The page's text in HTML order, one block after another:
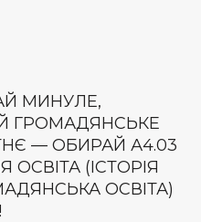
МИНУЛЕ,
ГРОМАДЯНСЬКЕ
— ОБИРАЙ А4.03
ОСВІТА (ІСТОРІЯ
ОСВІТА)